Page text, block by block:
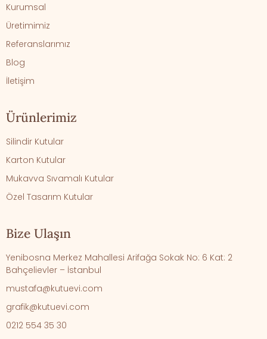
Kurumsal
Üretimimiz
Referanslarımız
Blog
İletişim
Ürünlerimiz
Silindir Kutular
Karton Kutular
Mukavva Sıvamalı Kutular
Özel Tasarım Kutular
Bize Ulaşın
Yenibosna Merkez Mahallesi Arifağa Sokak No: 6 Kat: 2
Bahçelievler – İstanbul
mustafa@kutuevi.com
grafik@kutuevi.com
0212 554 35 30